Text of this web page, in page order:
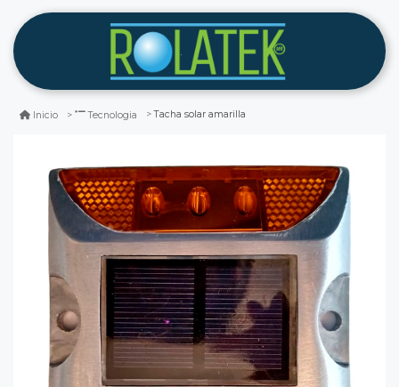
Inicio Tecnologia Tacha solar amarilla